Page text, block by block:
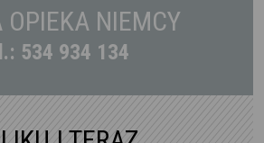
OPIEKA NIEMCY
534 934 134